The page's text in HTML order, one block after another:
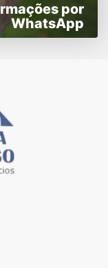
por
WhatsApp